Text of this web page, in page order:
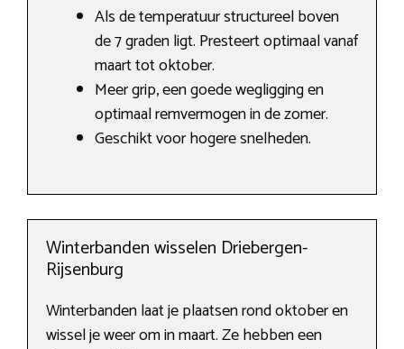
Als de temperatuur structureel boven
de 7 graden ligt. Presteert optimaal vanaf
maart tot oktober.
Meer grip, een goede wegligging en
optimaal remvermogen in de zomer.
Geschikt voor hogere snelheden.
Winterbanden wisselen Driebergen-
Rijsenburg
Winterbanden laat je plaatsen rond oktober en
wissel je weer om in maart. Ze hebben een